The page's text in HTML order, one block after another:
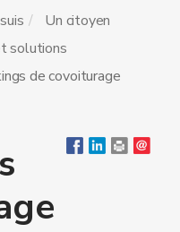
Un citoyen
solutions
de covoiturage